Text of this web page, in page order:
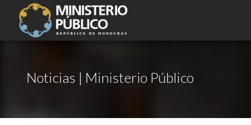
Noticias | Ministerio Público